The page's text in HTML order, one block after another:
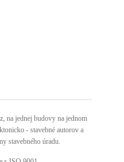
na jednej budovy na jednom
- stavebné autorov a
stavebného úradu.